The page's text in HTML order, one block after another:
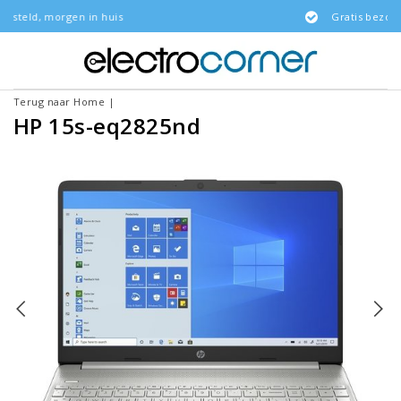
huis Gratis bezorgd
Terug naar Home |
HP 15s-eq2825nd